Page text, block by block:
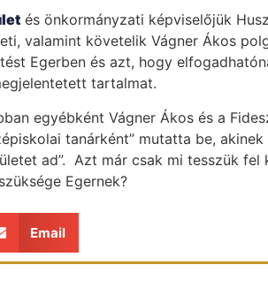
és önkormányzati képviselőjük
valamint követelik Vágner Ákos
Egerben és azt, hogy
tartalmat.
egyébként Vágner Ákos és a
tanárként” mutatta be,
ad”. Azt már csak mi tesszük
Egernek?
Email